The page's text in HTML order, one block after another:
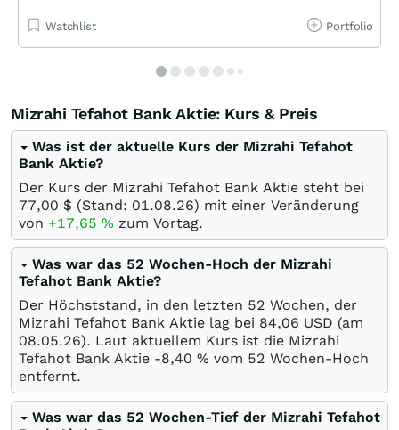
Watchlist Portfolio
Mizrahi Tefahot Bank Aktie: Kurs & Preis
Was ist der aktuelle Kurs der Mizrahi Tefahot
Bank Aktie?
Der Kurs der Mizrahi Tefahot Bank Aktie steht bei
77,00 $ (Stand: 01.08.26) mit einer Veränderung
von +17,65 % zum Vortag.
Was war das 52 Wochen-Hoch der Mizrahi
Tefahot Bank Aktie?
Der Höchststand, in den letzten 52 Wochen, der
Mizrahi Tefahot Bank Aktie lag bei 84,06 USD (am
08.05.26). Laut aktuellem Kurs ist die Mizrahi
Tefahot Bank Aktie -8,40 % vom 52 Wochen-Hoch
entfernt.
Was war das 52 Wochen-Tief der Mizrahi Tefahot